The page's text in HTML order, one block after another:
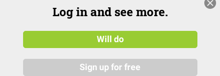
Log in and see more.
Will do
Sign up for free